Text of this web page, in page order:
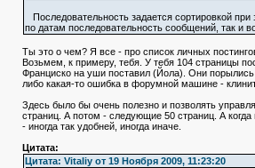
Последовательность задается сортировкой
по датам последовательность сообщений, так и
Ты это о чем? Я все - про список личных
Возьмем, к примеру, тебя. У тебя 104 страницы
Франциско на уши поставил (Йола). Они
либо какая-то ошибка в форумной машине -
Здесь было бы очень полезно и позволять
страниц. А потом - следующие 50 страниц. А
- иногда так удобней, иногда иначе.
Цитата:
Цитата: Vitaliy от 19 Ноября 2009, 11:23:20